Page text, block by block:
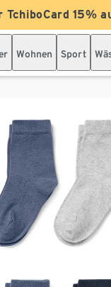
15%
Wohnen Sport